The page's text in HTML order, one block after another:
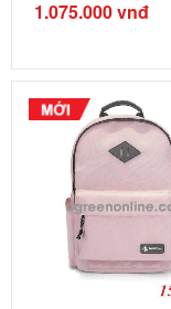
1.075.000vnđ